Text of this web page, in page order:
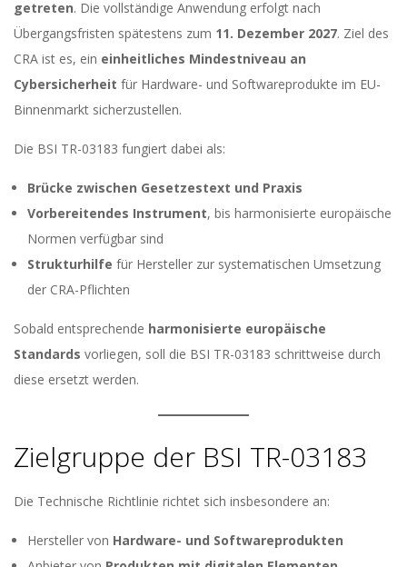
getreten. Die vollständige Anwendung erfolgt nach
Übergangsfristen spätestens zum 11. Dezember 2027. Ziel des
CRA ist es, ein einheitliches Mindestniveau an
Cybersicherheit für Hardware- und Softwareprodukte im EU-
Binnenmarkt sicherzustellen.
Die BSI TR-03183 fungiert dabei als:
Brücke zwischen Gesetzestext und Praxis
Vorbereitendes Instrument, bis harmonisierte europäische
Normen verfügbar sind
Strukturhilfe für Hersteller zur systematischen Umsetzung
der CRA-Pflichten
Sobald entsprechende harmonisierte europäische
Standards vorliegen, soll die BSI TR-03183 schrittweise durch
diese ersetzt werden.
Zielgruppe der BSI TR-03183
Die Technische Richtlinie richtet sich insbesondere an:
Hersteller von Hardware- und Softwareprodukten